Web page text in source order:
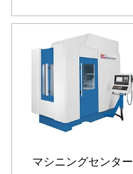
マシニングセンター